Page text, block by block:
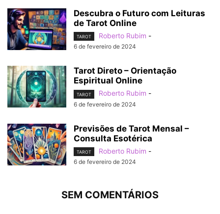
Descubra o Futuro com Leituras
de Tarot Online
TAROT Roberto Rubim -
6 de fevereiro de 2024
Tarot Direto – Orientação
Espiritual Online
TAROT Roberto Rubim -
6 de fevereiro de 2024
Previsões de Tarot Mensal –
Consulta Esotérica
TAROT Roberto Rubim -
6 de fevereiro de 2024
SEM COMENTÁRIOS